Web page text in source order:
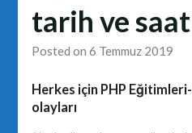
tarih ve
Posted on 6 Temmuz 2019
Herkes için PHP
olayları